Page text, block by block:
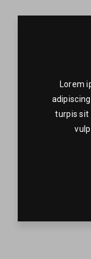
Lorem
turpis sit